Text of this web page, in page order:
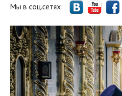
Мы в соц.сетях: